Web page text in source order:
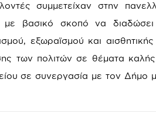
συμμετείχαν στην
βασικό σκοπό να
εξωραϊσμού και
των πολιτών σε θέματα καλής
σε συνεργασία με τον Δήμο